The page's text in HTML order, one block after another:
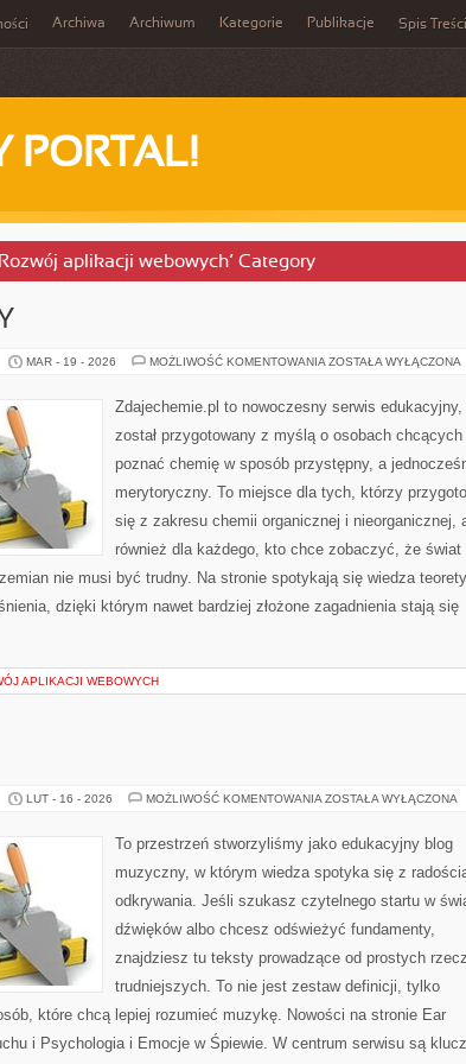
Archiwa Archiwum Kategorie Publikacje Spis Treści
PORTAL!
aplikacji webowych’ Category
MAR - 19 - 2026 MOŻLIWOŚĆ KOMENTOWANIA CHEMIA
ZOSTAŁA WYŁĄCZONA
Zdajechemie.pl to nowoczesny serwis
został przygotowany z myślą o osobach chcących
poznać chemię w sposób przystępny, a
merytoryczny. To miejsce dla tych, którzy
się z zakresu chemii organicznej i nieorganicznej,
również dla każdego, kto chce zobaczyć, że świat
nie musi być trudny. Na stronie spotykają się wiedza
dzięki którym nawet bardziej złożone zagadnienia stają się
APLIKACJI WEBOWYCH
LUT - 16 - 2026 MOŻLIWOŚĆ KOMENTOWANIA MUZYKA
ZOSTAŁA WYŁĄCZONA
To przestrzeń stworzyliśmy jako edukacyjny blog
muzyczny, w którym wiedza spotyka się z
odkrywania. Jeśli szukasz czytelnego startu w
dźwięków albo chcesz odświeżyć fundamenty,
znajdziesz tu teksty prowadzące od prostych
trudniejszych. To nie jest zestaw definicji, tylko
które chcą lepiej rozumieć muzykę. Nowości na stronie Ear
i Psychologia i Emocje w Śpiewie. W centrum serwisu są